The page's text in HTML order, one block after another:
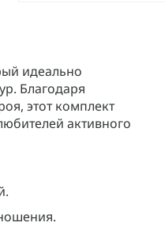
идеально
Благодаря
этот комплект
активного